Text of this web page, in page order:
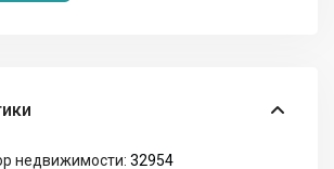
недвижимости: 32954